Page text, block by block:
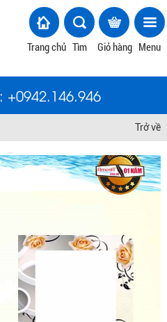
Trang chủ Tìm Giỏ hàng Menu
: +0942.146.946
Trở về